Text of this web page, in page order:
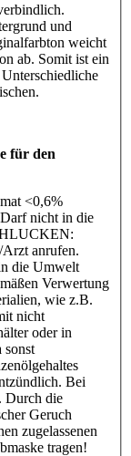
und
weicht
ab. Somit ist ein
für den
<0,6%
nicht in die
anrufen.
die Umwelt
Verwertung
wie z.B.
nicht
oder in
sonst
Bei
Durch die
Geruch
zugelassenen
tragen!